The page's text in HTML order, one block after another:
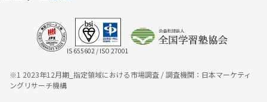
IS 655602 / ISO 27001
※1 2023年12月期_指定領域における市場調査 / 調査機関：日本マーケティ
ングリサーチ機構